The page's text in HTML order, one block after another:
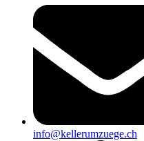
info@kellerumzuege.ch